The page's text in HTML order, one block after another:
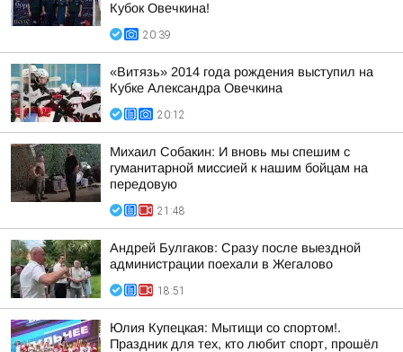
Кубок Овечкина!
20:39
«Витязь» 2014 года рождения выступил на
Кубке Александра Овечкина
20:12
Михаил Собакин: И вновь мы спешим с
гуманитарной миссией к нашим бойцам на
передовую
21:48
Андрей Булгаков: Сразу после выездной
администрации поехали в Жегалово
18:51
Юлия Купецкая: Мытищи со спортом!.
Праздник для тех, кто любит спорт, прошёл